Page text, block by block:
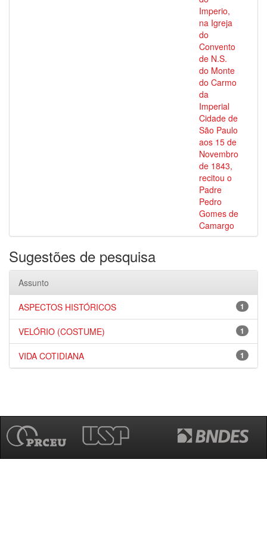
Imperio,
na Igreja
do
Convento
de N.S.
do Monte
do Carmo
da
Imperial
Cidade de
São Paulo
aos 15 de
Novembro
de 1843,
recitou o
Padre
Pedro
Gomes de
Camargo
Sugestões de pesquisa
Assunto
1
ASPECTOS HISTÓRICOS
1
VELÓRIO (COSTUME)
1
VIDA COTIDIANA